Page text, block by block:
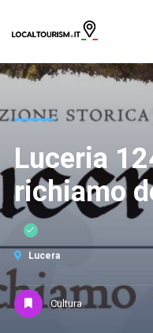
Luceria
richiamo
Lucera
Cultura